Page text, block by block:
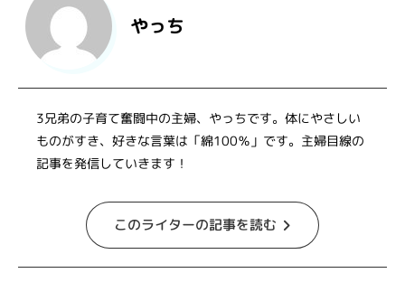
やっち
3兄弟の子育て奮闘中の主婦、やっちです。体にやさしい
ものがすき、好きな言葉は「綿100％」です。主婦目線の
記事を発信していきます！
このライターの記事を読む